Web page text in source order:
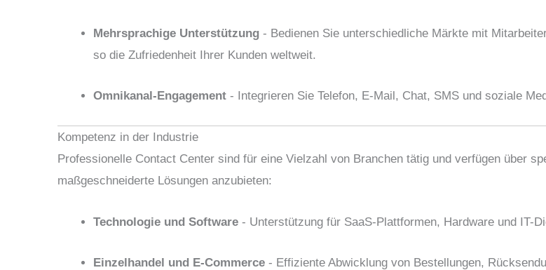
Mehrsprachige Unterstützung - Bedienen Sie unterschiedliche Märkte mit
so die Zufriedenheit Ihrer Kunden weltweit.
Omnikanal-Engagement - Integrieren Sie Telefon, E-Mail, Chat, SMS und soziale
Kompetenz in der Industrie
Professionelle Contact Center sind für eine Vielzahl von Branchen tätig und verfügen über
maßgeschneiderte Lösungen anzubieten:
Technologie und Software - Unterstützung für SaaS-Plattformen, Hardware und IT-
Einzelhandel und E-Commerce - Effiziente Abwicklung von Bestellungen,